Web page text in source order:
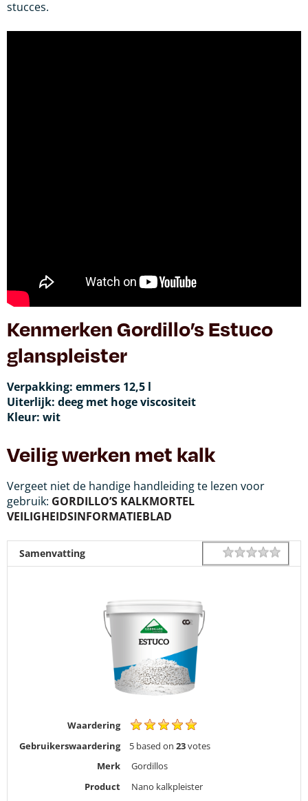
stucces.
Kenmerken Gordillo’s Estuco
glanspleister
Verpakking: emmers 12,5 l
Uiterlijk: deeg met hoge viscositeit
Kleur: wit
Veilig werken met kalk
Vergeet niet de handige handleiding te lezen voor
gebruik: GORDILLO’S KALKMORTEL
VEILIGHEIDSINFORMATIEBLAD
Samenvatting Rating 1 star
2
3
4
5
Waardering
Gebruikerswaardering
5based on 23votes
Merk
Gordillos
Product
Nano kalkpleister